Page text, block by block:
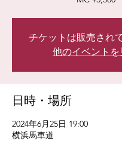
チケットは販売され
他のイベントを
日時・場所
2024年6月25日 19:00
横浜馬車道